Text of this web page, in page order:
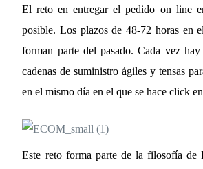
El reto en entregar el pedido on line
posible. Los plazos de 48-72 horas en
forman parte del pasado. Cada vez hay
cadenas de suministro ágiles y tensas
en el mismo día en el que se hace click
Este reto forma parte de la filosofía